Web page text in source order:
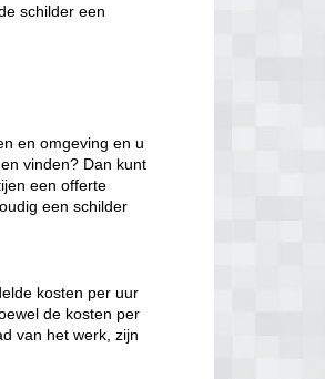
schilder een
en omgeving en u
vinden? Dan kunt
een offerte
een schilder
kosten per uur
de kosten per
van het werk, zijn